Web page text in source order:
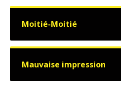
Moitié-Moitié
Mauvaise impression